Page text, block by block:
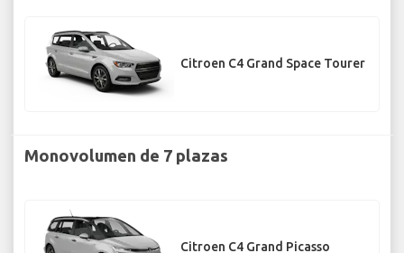
Citroen C4 Grand Space Tourer
Monovolumen de 7 plazas
Citroen C4 Grand Picasso